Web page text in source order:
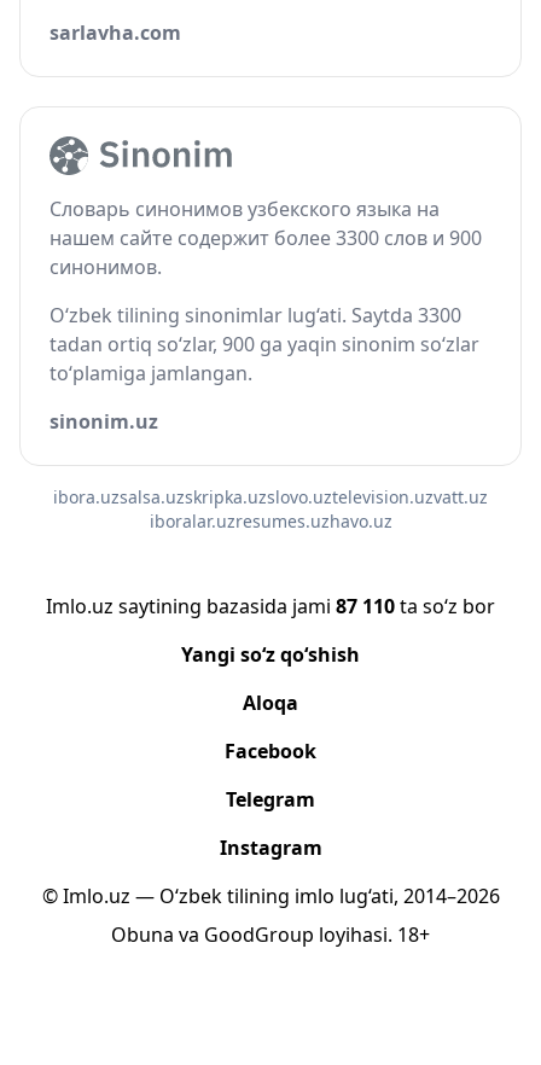
sarlavha.com
Словарь синонимов узбекского языка на
нашем сайте содержит более 3300 слов и 900
синонимов.
O‘zbek tilining sinonimlar lug‘ati. Saytda 3300
tadan ortiq so‘zlar, 900 ga yaqin sinonim so‘zlar
to‘plamiga jamlangan.
sinonim.uz
ibora.uzsalsa.uzskripka.uzslovo.uztelevision.uzvatt.uz
iboralar.uzresumes.uzhavo.uz
Imlo.uz saytining bazasida jami 87 110ta so‘z bor
Yangi so‘z qo‘shish
Aloqa
Facebook
Telegram
Instagram
© Imlo.uz — O‘zbek tilining imlo lug‘ati, 2014–2026
Obuna va GoodGroup loyihasi. 18+